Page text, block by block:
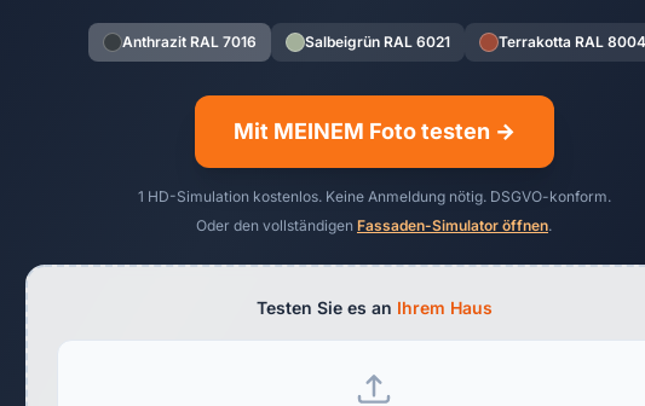
Anthrazit RAL 7016 Salbeigrün RAL 6021 Terrakotta RAL 8004
Mit MEINEM Foto testen →
1 HD-Simulation kostenlos. Keine Anmeldung nötig. DSGVO-konform.
Oder den vollständigen Fassaden-Simulator öffnen.
Testen Sie es an Ihrem Haus